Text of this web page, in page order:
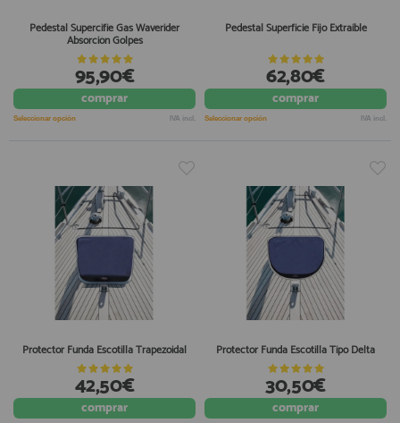
Pedestal Supercifie Gas Waverider
Absorción Golpes
95,90€
comprar
Seleccionar opción IVA incl.
Pedestal Superficie Fijo Extraible
62,80€
comprar
Seleccionar opción IVA incl.
Protector Funda Escotilla Trapezoidal
42,50€
comprar
Protector Funda Escotilla Tipo Delta
30,50€
comprar